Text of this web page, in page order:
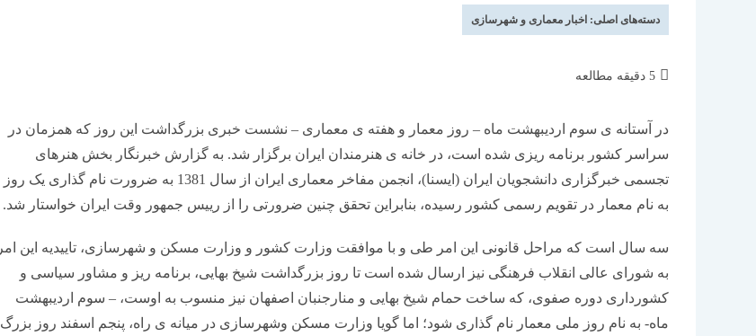
است:
نوشته:
دسته‌های اصلی: اخبار معماری و شهرسازی
زمان
5 دقیقه مطالعه
در آستانه ی سوم اردیبهشت ماه – روز معمار و هفته ی معماری – نشست خبری بزرگداشت این روز که همزمان در
سراسر کشور برنامه ریزی شده است، در خانه ی هنرمندان ایران برگزار شد. به گزارش خبرنگار بخش هنرهای
تجسمی خبرگزاری دانشجویان ایران (ایسنا)، انجمن مفاخر معماری ایران از سال 1381 به ضرورت نام گذاری یک روز
به نام معمار در تقویم رسمی کشور رسیده، بنابراین تحقق چنین ضرورتی را از رییس جمهور وقت ایران خواستار شد.
سه سال است که مراحل قانونی این امر طی و با موافقت وزارت کشور و وزارت مسکن و شهرسازی، تاییدیه این امر
به شورای عالی انقلاب فرهنگی نیز ارسال شده است تا روز بزرگداشت شیخ بهایی، برنامه ریز و مشاور سیاسی و
کشورداری دوره صفوی، که ساخت حمام شیخ بهایی و منارجنبان اصفهان نیز منسوب به اوست، – سوم اردیبهشت
ماه- به نام روز ملی معمار نام گذاری شود؛ اما گویا وزارت مسکن وشهرسازی در میانه ی راه، پنجم اسفند روز بزرگ